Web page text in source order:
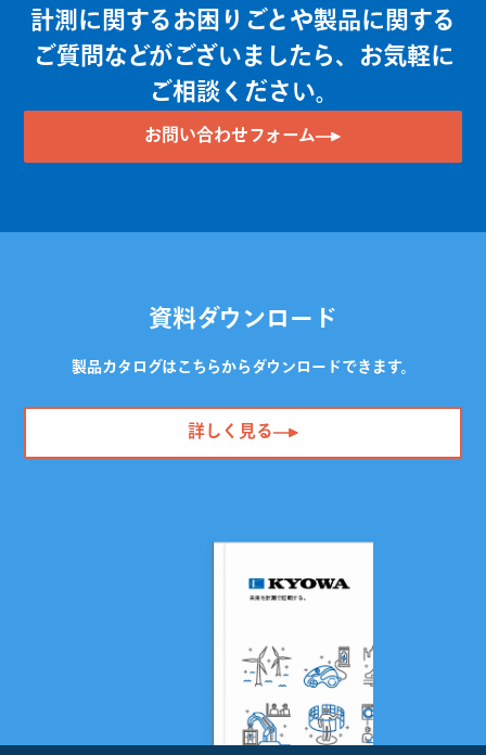
計測に関するお困りごとや製品に関する
ご質問などがございましたら、お気軽に
ご相談ください。
お問い合わせフォーム
資料ダウンロード
製品カタログはこちらからダウンロードできます。
詳しく見る